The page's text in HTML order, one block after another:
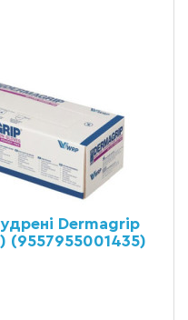
Dermagrip
(9557955001435)